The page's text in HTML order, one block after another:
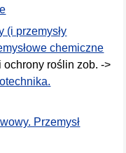
(i przemysły
chemiczne
ochrony roślin zob. ->
Przemysł